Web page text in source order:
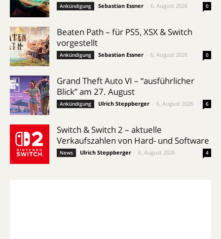
Ankündigung Sebastian Essner 6. August 2026 0
Beaten Path – für PS5, XSX & Switch
vorgestellt
Ankündigung Sebastian Essner 6. August 2026 0
Grand Theft Auto VI – “ausführlicher
Blick” am 27. August
Ankündigung Ulrich Steppberger 6. August 2026 6
Switch & Switch 2 – aktuelle
Verkaufszahlen von Hard- und Software
News Ulrich Steppberger 6. August 2026 4